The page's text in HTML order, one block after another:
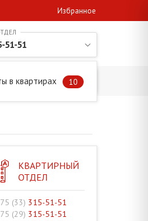
Избранное
в квартирах 10
51-51
КВАРТИРНЫЙ
ОТДЕЛ
(33) 315-51-51
(29) 315-51-51